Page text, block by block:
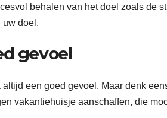
behalen van het doel zoals de
uw doel.
gevoel
een goed gevoel. Maar denk
vakantiehuisje aanschaffen, die